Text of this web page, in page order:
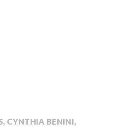
, CYNTHIA BENINI,